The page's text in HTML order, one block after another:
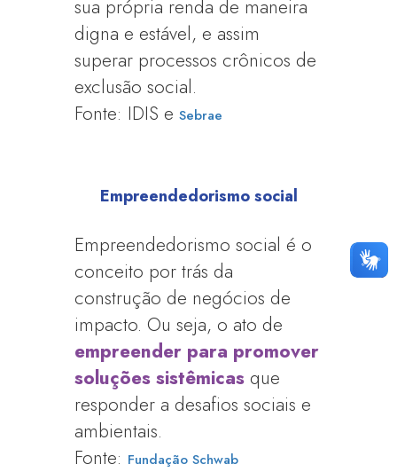
sua própria renda de maneira
digna e estável, e assim
superar processos crônicos de
exclusão social.
Fonte: IDIS eSebrae
Empreendedorismo social
Empreendedorismo social é o
conceito por trás da
construção de negócios de
impacto. Ou seja, o ato de
empreender para promover
soluções sistêmicas que
responder a desafios sociais e
ambientais.
Fonte: Fundação Schwab